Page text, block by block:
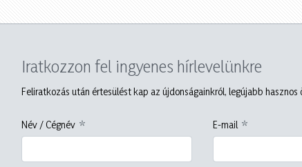
Iratkozzon fel ingyenes hírlevelünkre
Feliratkozás után értesülést kap az újdonságainkról, legújabb
Név / Cégnév E-mail